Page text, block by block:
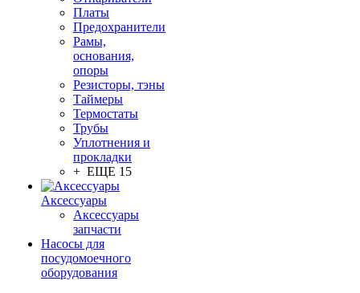
Платы
Предохранители
Рамы,
основания,
опоры
Резисторы, тэны
Таймеры
Термостаты
Трубы
Уплотнения и
прокладки
+ ЕЩЕ 15
Аксессуары
Аксессуары
запчасти
Насосы для
посудомоечного
оборудования